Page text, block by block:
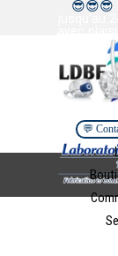
Aller au contenu
😎😎😎
💬